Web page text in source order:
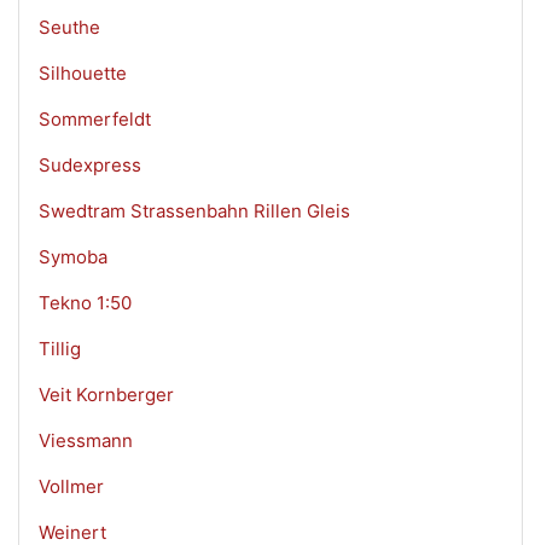
Seuthe
Silhouette
Sommerfeldt
Sudexpress
Swedtram Strassenbahn Rillen Gleis
Symoba
Tekno 1:50
Tillig
Veit Kornberger
Viessmann
Vollmer
Weinert